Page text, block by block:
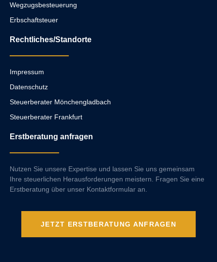
Wegzugsbesteuerung
Erbschaftsteuer
Rechtliches/Standorte
Impressum
Datenschutz
Steuerberater Mönchengladbach
Steuerberater Frankfurt
Erstberatung anfragen
Nutzen Sie unsere Expertise und lassen Sie uns gemeinsam
Ihre steuerlichen Herausforderungen meistern. Fragen Sie eine
Erstberatung über unser Kontaktformular an.
JETZT ERSTBERATUNG ANFRAGEN